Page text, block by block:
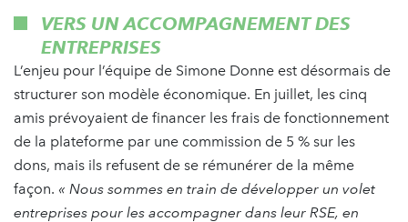
VERS UN ACCOMPAGNEMENT DES
ENTREPRISES
L’enjeu pour l’équipe de Simone Donne est désormais de
structurer son modèle économique. En juillet, les cinq
amis prévoyaient de financer les frais de fonctionnement
de la plateforme par une commission de 5 % sur les
dons, mais ils refusent de se rémunérer de la même
façon. « Nous sommes en train de développer un volet
entreprises pour les accompagner dans leur RSE, en